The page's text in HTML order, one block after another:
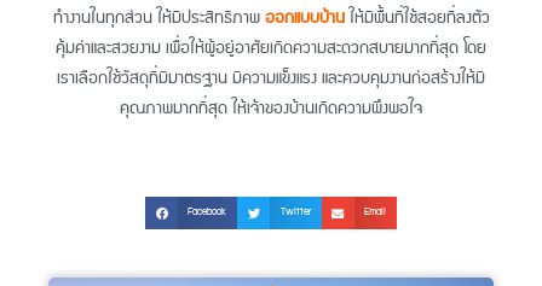
ทำงานในทุกส่วน ให้มีประสิทธิภาพออกแบบบ้านให้มีพื้นที่ใช้สอยที่ลงตัว
คุ้มค่าและสวยงาม เพื่อให้ผู้อยู่อาศัยเกิดความสะดวกสบายมากที่สุด โดย
เราเลือกใช้วัสดุที่มีมาตรฐาน มีความแข็งแรง และควบคุมงานก่อสร้างให้มี
คุณภาพมากที่สุด ให้เจ้าของบ้านเกิดความพึงพอใจ
Facebook Twitter Email